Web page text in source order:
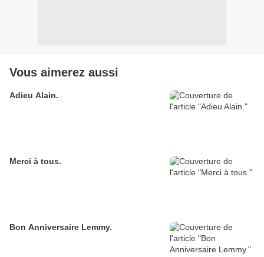
Vous aimerez aussi
Adieu Alain.
Merci à tous.
Bon Anniversaire Lemmy.